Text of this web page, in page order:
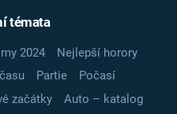
témata
2024
Nejlepší horory
Partie
Počasí
začátky
Auto – katalog